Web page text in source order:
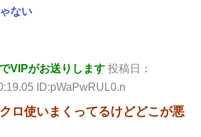
ない
VIPがお送りします 投稿日：
ID:pWaPwRUL0.n
ロ使いまくってるけどどこが悪